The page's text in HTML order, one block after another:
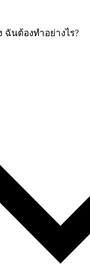
นต้องทำอย่างไร?